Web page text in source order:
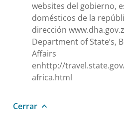
websites del gobierno,
domésticos de la
dirección
Department of State’s,
Affairs
enhttp://
africa.html
Cerrar